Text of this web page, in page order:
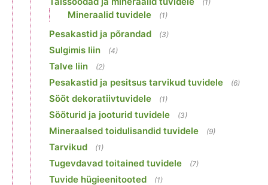
(1)
Mineraalid tuvidele (1)
Pesakastid ja põrandad (3)
Sulgimis liin (4)
Talve liin (2)
Pesakastid ja pesitsus tarvikud tuvidele (6)
Sööt dekoratiivtuvidele (1)
Sööturid ja jooturid tuvidele (3)
Mineraalsed toidulisandid tuvidele (9)
Tarvikud (1)
Tugevdavad toitained tuvidele (7)
Tuvide hügieenitooted (1)